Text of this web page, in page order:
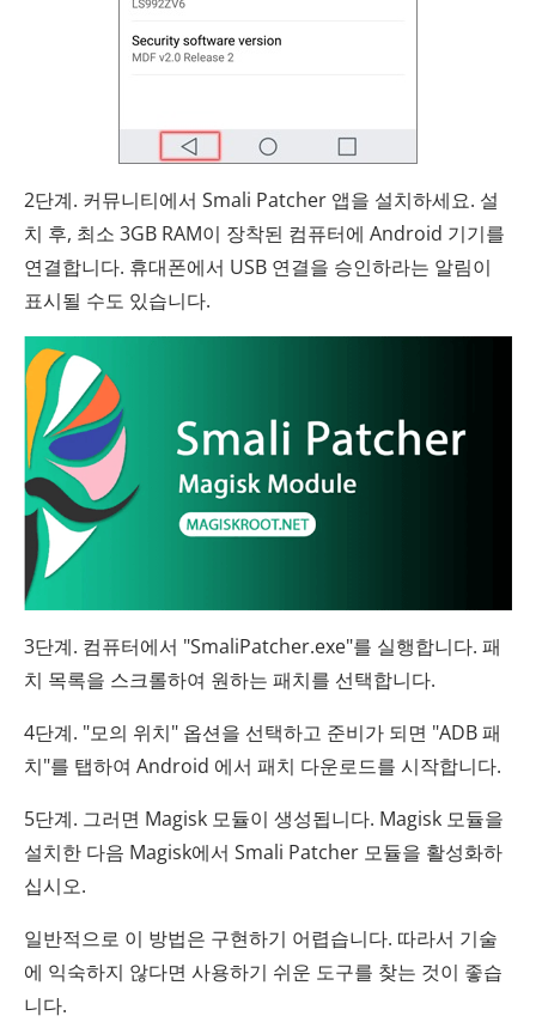
2단계. 커뮤니티에서 Smali Patcher 앱을 설치하세요. 설
치 후, 최소 3GB RAM이 장착된 컴퓨터에 Android 기기를
연결합니다. 휴대폰에서 USB 연결을 승인하라는 알림이
표시될 수도 있습니다.
3단계. 컴퓨터에서 "SmaliPatcher.exe"를 실행합니다. 패
치 목록을 스크롤하여 원하는 패치를 선택합니다.
4단계. "모의 위치" 옵션을 선택하고 준비가 되면 "ADB 패
치"를 탭하여 Android 에서 패치 다운로드를 시작합니다.
5단계. 그러면 Magisk 모듈이 생성됩니다. Magisk 모듈을
설치한 다음 Magisk에서 Smali Patcher 모듈을 활성화하
십시오.
일반적으로 이 방법은 구현하기 어렵습니다. 따라서 기술
에 익숙하지 않다면 사용하기 쉬운 도구를 찾는 것이 좋습
니다.